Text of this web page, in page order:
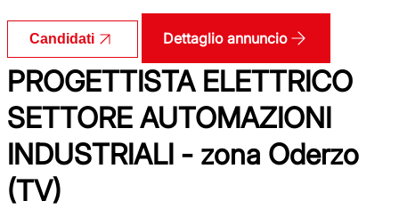
Candidati Dettaglio annuncio
PROGETTISTA ELETTRICO
SETTORE AUTOMAZIONI
INDUSTRIALI - zona Oderzo
(TV)